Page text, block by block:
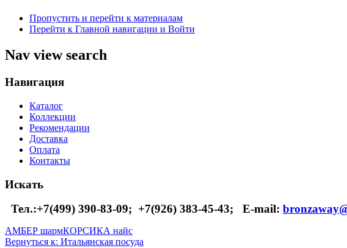
Пропустить и перейти к материалам
Перейти к Главной навигации и Войти
Nav view search
Навигация
Каталог
Коллекции
Рекомендации
Доставка
Оплата
Контакты
Искать
Тел.:+7(499) 390-83-09; +7(926) 383-45-43; E-mail:
АМБЕР шармКОРСИКА найс
Вернуться к: Итальянская посуда